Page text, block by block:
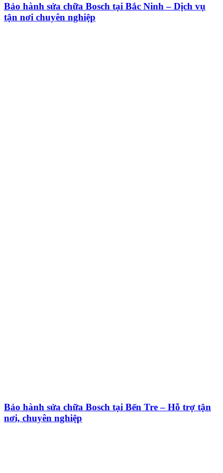
Bảo hành sửa chữa Bosch tại Bắc Ninh – Dịch vụ
tận nơi chuyên nghiệp
Bảo hành sửa chữa Bosch tại Bến Tre – Hỗ trợ tận
nơi, chuyên nghiệp